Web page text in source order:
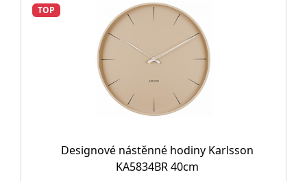
TOP
Designové nástěnné hodiny Karlsson
KA5834BR 40cm